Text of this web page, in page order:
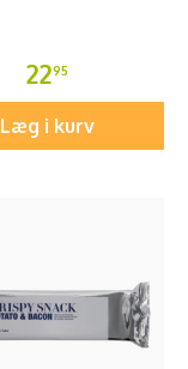
2295
Læg i kurv